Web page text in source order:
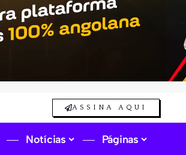
ASSINA AQUI
Notícias Páginas